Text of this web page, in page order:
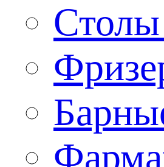
Столы